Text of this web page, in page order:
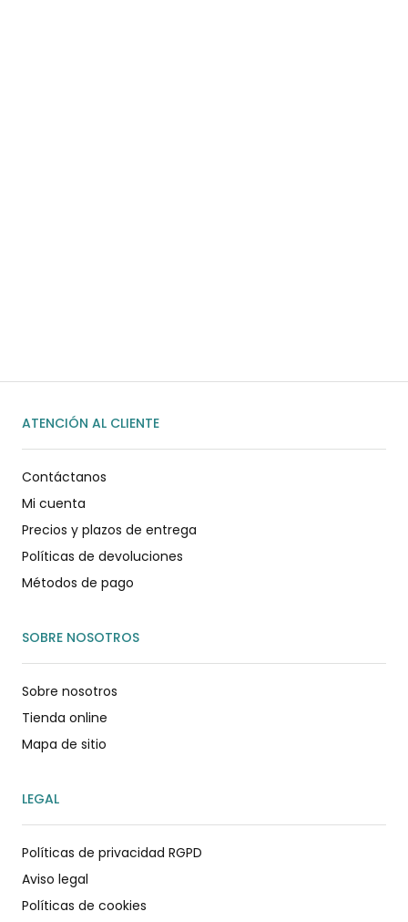
ATENCIÓN AL CLIENTE
Contáctanos
Mi cuenta
Precios y plazos de entrega
Políticas de devoluciones
Métodos de pago
SOBRE NOSOTROS
Sobre nosotros
Tienda online
Mapa de sitio
LEGAL
Políticas de privacidad RGPD
Aviso legal
Políticas de cookies